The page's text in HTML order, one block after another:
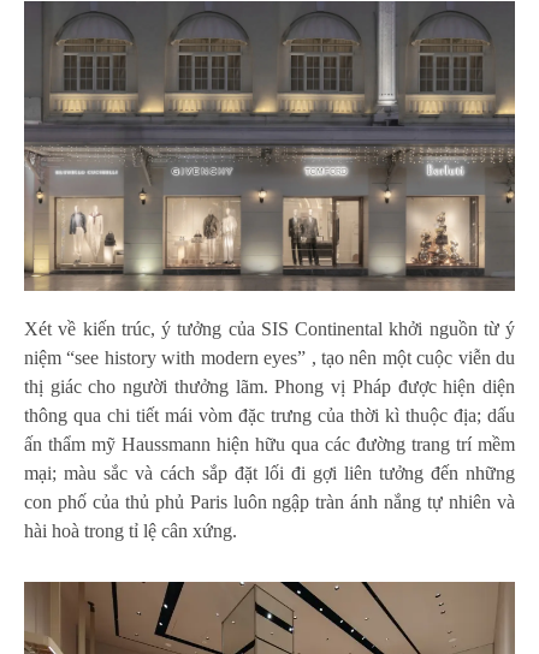
Xét về kiến trúc, ý tưởng của SIS Continental khởi nguồn từ ý
niệm “see history with modern eyes” , tạo nên một cuộc viễn du
thị giác cho người thưởng lãm. Phong vị Pháp được hiện diện
thông qua chi tiết mái vòm đặc trưng của thời kì thuộc địa; dấu
ấn thẩm mỹ Haussmann hiện hữu qua các đường trang trí mềm
mại; màu sắc và cách sắp đặt lối đi gợi liên tưởng đến những
con phố của thủ phủ Paris luôn ngập tràn ánh nắng tự nhiên và
hài hoà trong tỉ lệ cân xứng.